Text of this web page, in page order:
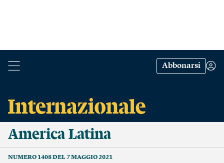
Abbonarsi
America Latina
NUMERO 1408 DEL 7 MAGGIO 2021